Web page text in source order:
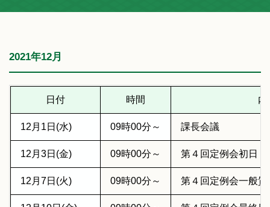
2021年12月
日付 時間 内
12月1日(水) 09時00分～ 課長会議
12月3日(金) 09時00分～ 第４回定例会初日
12月7日(火) 09時00分～ 第４回定例会一般質